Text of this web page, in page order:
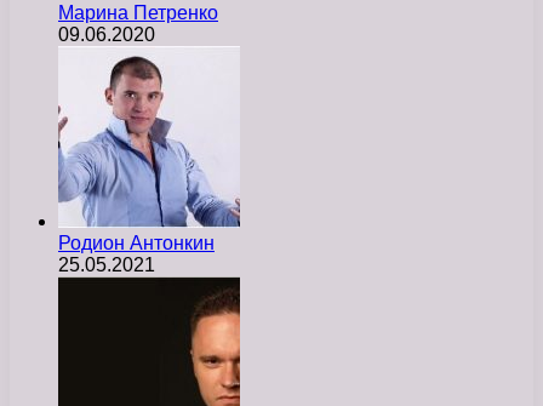
Марина Петренко
09.06.2020
Родион Антонкин
25.05.2021